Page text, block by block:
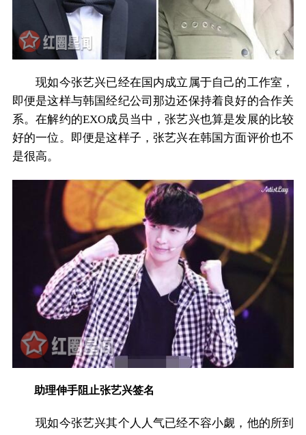
现如今张艺兴已经在国内成立属于自己的工作室，
即便是这样与韩国经纪公司那边还保持着良好的合作关
系。在解约的EXO成员当中，张艺兴也算是发展的比较
好的一位。即便是这样子，张艺兴在韩国方面评价也不
是很高。
助理伸手阻止张艺兴签名
现如今张艺兴其个人人气已经不容小觑，他的所到